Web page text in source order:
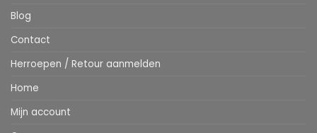
Blog
Contact
Herroepen / Retour aanmelden
Home
Mijn account